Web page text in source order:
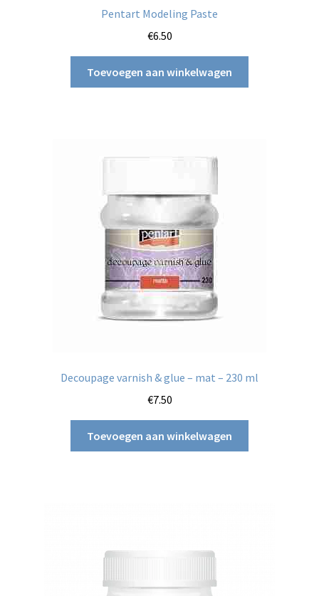
Pentart Modeling Paste
€6.50
Toevoegen aan winkelwagen
Decoupage varnish & glue – mat – 230 ml
€7.50
Toevoegen aan winkelwagen